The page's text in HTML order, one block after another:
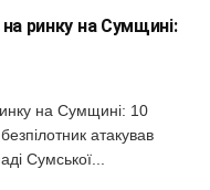
ринку на Сумщині:
на Сумщині: 10
атакував
Сумської...